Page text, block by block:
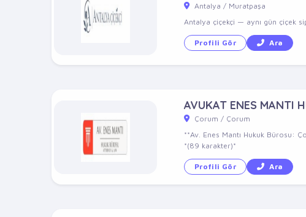
Antalya / Muratpaşa
Antalya çiçekçi — aynı gün çiçek
Profili Gör Ara
AVUKAT ENES MANTI
Çorum / Çorum
**Av. Enes Mantı Hukuk Bürosu:
*(89 karakter)*
Profili Gör Ara